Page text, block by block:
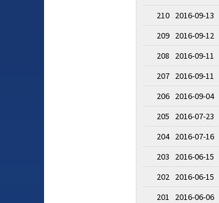
210 2016-09-13
209 2016-09-12
208 2016-09-11
207 2016-09-11
206 2016-09-04
205 2016-07-23
204 2016-07-16
203 2016-06-15
202 2016-06-15
201 2016-06-06